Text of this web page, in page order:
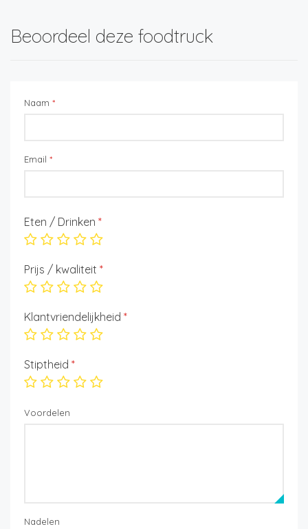
Beoordeel deze foodtruck
Naam *
Email *
Eten / Drinken *
Prijs / kwaliteit *
Klantvriendelijkheid *
Stiptheid *
Voordelen
Nadelen